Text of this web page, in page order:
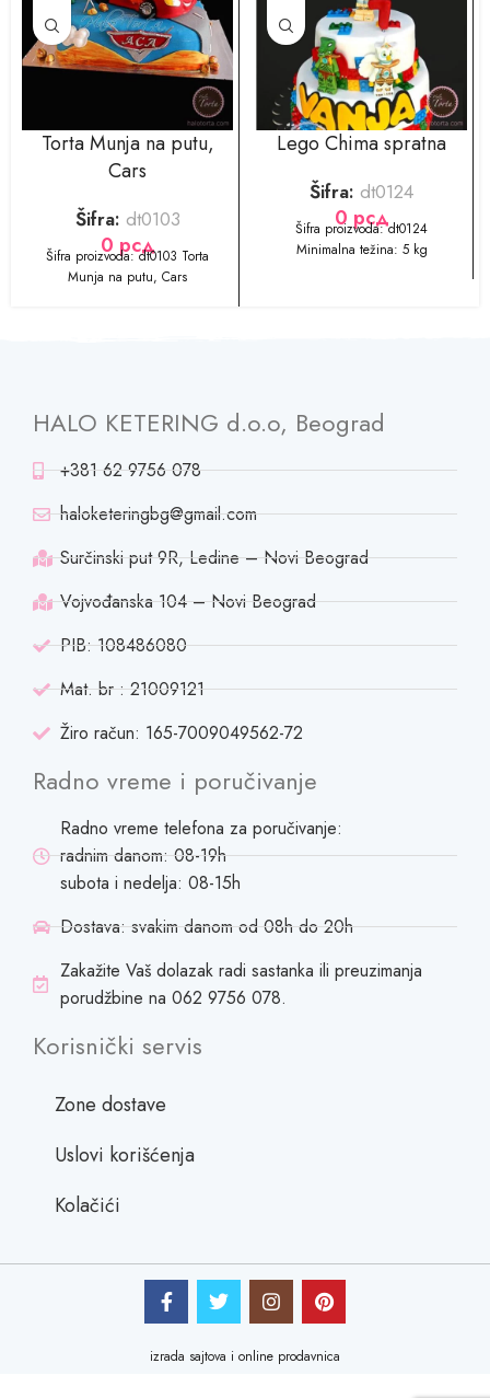
Torta Munja na putu,
Cars
Šifra: dt0103
0 рсд
​​​​Šifra proizvoda: dt0103 Torta
Munja na putu, Cars
Lego Chima spratna
Šifra: dt0124
0 рсд
Šifra proizvoda: dt0124
Minimalna težina: 5 kg
HALO KETERING d.o.o, Beograd
+381 62 9756 078
haloketeringbg@gmail.com
Surčinski put 9R, Ledine – Novi Beograd
Vojvođanska 104 – Novi Beograd
PIB: 108486080
Mat. br : 21009121
Žiro račun: 165-7009049562-72
Radno vreme i poručivanje
Radno vreme telefona za poručivanje:
radnim danom: 08-19h
subota i nedelja: 08-15h
Dostava: svakim danom od 08h do 20h
Zakažite Vaš dolazak radi sastanka ili preuzimanja
porudžbine na 062 9756 078.
Korisnički servis
Zone dostave
Uslovi korišćenja
Kolačići
izrada sajtova i online prodavnica